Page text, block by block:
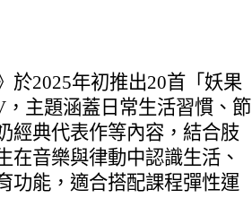
於2025年初推出20首「妖果
主題涵蓋日常生活習慣、節
經典代表作等內容，結合肢
在音樂與律動中認識生活、
功能，適合搭配課程彈性運